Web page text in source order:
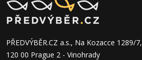
PŘEDVÝBĚR.CZ a.s., Na Kozacce 1289/7,
120 00 Prague 2 - Vinohrady